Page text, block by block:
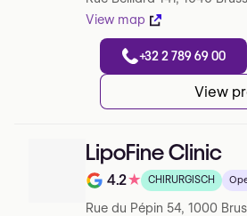
View map
+32 2 789 69 00
View
LipoFine Clinic
Note de 4.2 sur 5 sur
4.2★ CHIRURGISCH
Rue du Pépin 54, 1000